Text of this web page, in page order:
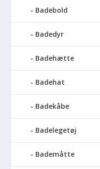
Badebold
Badedyr
Badehætte
Badehat
Badekåbe
Badelegetøj
Bademåtte